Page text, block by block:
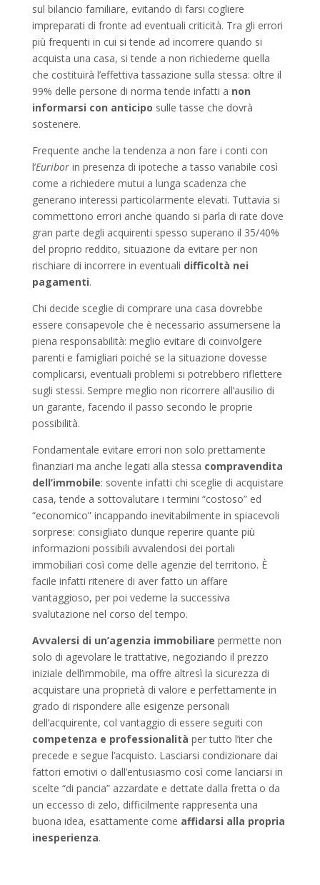
sul bilancio familiare, evitando di farsi cogliere
impreparati di fronte ad eventuali criticità. Tra gli errori
più frequenti in cui si tende ad incorrere quando si
acquista una casa, si tende a non richiederne quella
che costituirà l’effettiva tassazione sulla stessa: oltre il
99% delle persone di norma tende infatti a non
informarsi con anticipo sulle tasse che dovrà
sostenere.
Frequente anche la tendenza a non fare i conti con
l’Euriborin presenza di ipoteche a tasso variabile così
come a richiedere mutui a lunga scadenza che
generano interessi particolarmente elevati. Tuttavia si
commettono errori anche quando si parla di rate dove
gran parte degli acquirenti spesso superano il 35/40%
del proprio reddito, situazione da evitare per non
rischiare di incorrere in eventuali difficoltà nei
pagamenti.
Chi decide sceglie di comprare una casa dovrebbe
essere consapevole che è necessario assumersene la
piena responsabilità: meglio evitare di coinvolgere
parenti e famigliari poiché se la situazione dovesse
complicarsi, eventuali problemi si potrebbero riflettere
sugli stessi. Sempre meglio non ricorrere all’ausilio di
un garante, facendo il passo secondo le proprie
possibilità.
Fondamentale evitare errori non solo prettamente
finanziari ma anche legati alla stessa compravendita
dell’immobile: sovente infatti chi sceglie di acquistare
casa, tende a sottovalutare i termini “costoso” ed
“economico” incappando inevitabilmente in spiacevoli
sorprese: consigliato dunque reperire quante più
informazioni possibili avvalendosi dei portali
immobiliari così come delle agenzie del territorio. È
facile infatti ritenere di aver fatto un affare
vantaggioso, per poi vederne la successiva
svalutazione nel corso del tempo.
Avvalersi di un’agenzia immobiliare permette non
solo di agevolare le trattative, negoziando il prezzo
iniziale dell’immobile, ma offre altresì la sicurezza di
acquistare una proprietà di valore e perfettamente in
grado di rispondere alle esigenze personali
dell’acquirente, col vantaggio di essere seguiti con
competenza e professionalità per tutto l’iter che
precede e segue l’acquisto. Lasciarsi condizionare dai
fattori emotivi o dall’entusiasmo così come lanciarsi in
scelte “di pancia” azzardate e dettate dalla fretta o da
un eccesso di zelo, difficilmente rappresenta una
buona idea, esattamente come affidarsi alla propria
inesperienza.